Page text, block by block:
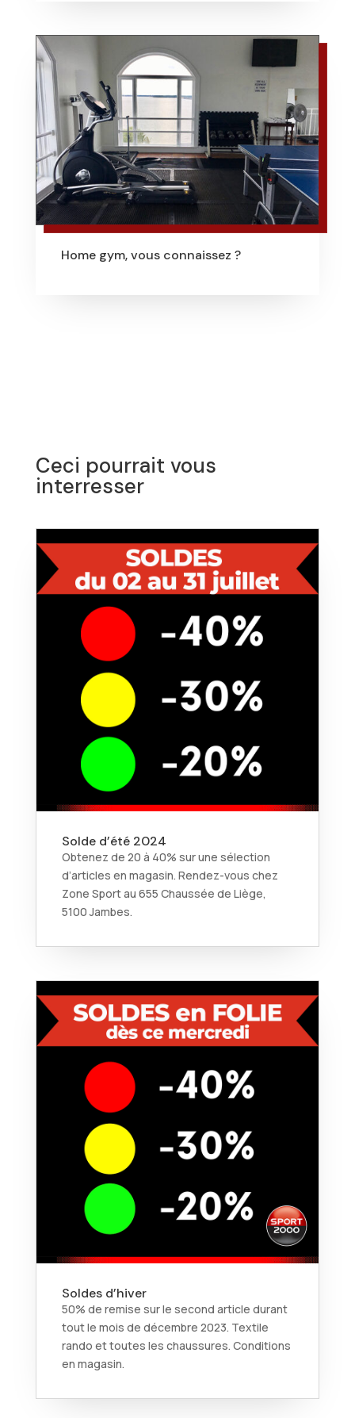
Home gym, vous connaissez ?
Ceci pourrait vous
interresser
Solde d’été 2024
Obtenez de 20 à 40% sur une sélection
d’articles en magasin. Rendez-vous chez
Zone Sport au 655 Chaussée de Liège,
5100 Jambes.
Soldes d’hiver
50% de remise sur le second article durant
tout le mois de décembre 2023. Textile
rando et toutes les chaussures. Conditions
en magasin.